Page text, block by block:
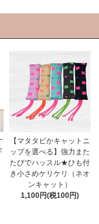
【マタタビかキャットニ
ップを選べる】強力また
たびでハッスル★ひも付
き小さめケリケリ（ネオ
ンキャット）
1,100円(税100円)